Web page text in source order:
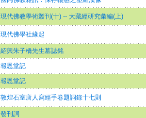
現代佛教學術叢刊(十) -- 大藏經研究彙編(上)
現代佛學社緣起
紹興朱子橋先生墓誌銘
報恩堂記
報恩堂記
敦煌石室唐人寫經手卷題詞錄十七則
發刊詞